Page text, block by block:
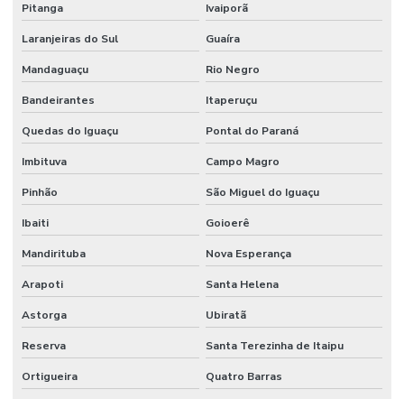
Perícia de engenharia e avaliações
Perícia de engenharia civil
Perito avaliador de imóveis
Renovatória de aluguel
Renovatória de aluguel comercial
Renovatória de locação
Renovatória de locação comercial
Serviço de avaliação de imóveis
Vistoria de obra
Vistoria predial
Pitanga Ivaiporã
Laranjeiras do Sul Guaíra
Mandaguaçu Rio Negro
Bandeirantes Itaperuçu
Quedas do Iguaçu Pontal do Paraná
Imbituva Campo Magro
Pinhão São Miguel do Iguaçu
Ibaiti Goioerê
Mandirituba Nova Esperança
Arapoti Santa Helena
Astorga Ubiratã
Reserva Santa Terezinha de Itaipu
Ortigueira Quatro Barras